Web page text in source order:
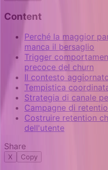
Content
Perché la maggior
manca il bersaglio
Trigger
precoce del churn
Il contesto
Tempistica
Strategia di canale
Campagne di
Costruire retention
dell'utente
Share
X Copy